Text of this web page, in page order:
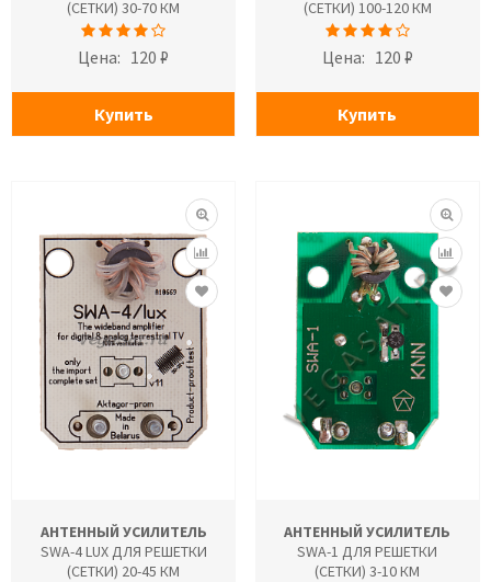
(СЕТКИ) 30-70 КМ
Цена: 120 ₽
Купить
(СЕТКИ) 100-120 КМ
Цена: 120 ₽
Купить
АНТЕННЫЙ УСИЛИТЕЛЬ
SWA-4 LUX ДЛЯ РЕШЕТКИ
(СЕТКИ) 20-45 КМ
АНТЕННЫЙ УСИЛИТЕЛЬ
SWA-1 ДЛЯ РЕШЕТКИ
(СЕТКИ) 3-10 КМ